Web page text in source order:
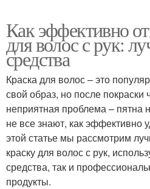
Как эффективно
для волос с рук:
средства
Краска для волос – это
свой образ, но после покраски
неприятная проблема – пятна
не все знают, как эффективно
этой статье мы рассмотрим
краску для волос с рук,
средства, так и
продукты.